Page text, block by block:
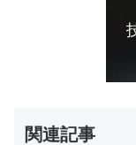
関連記事